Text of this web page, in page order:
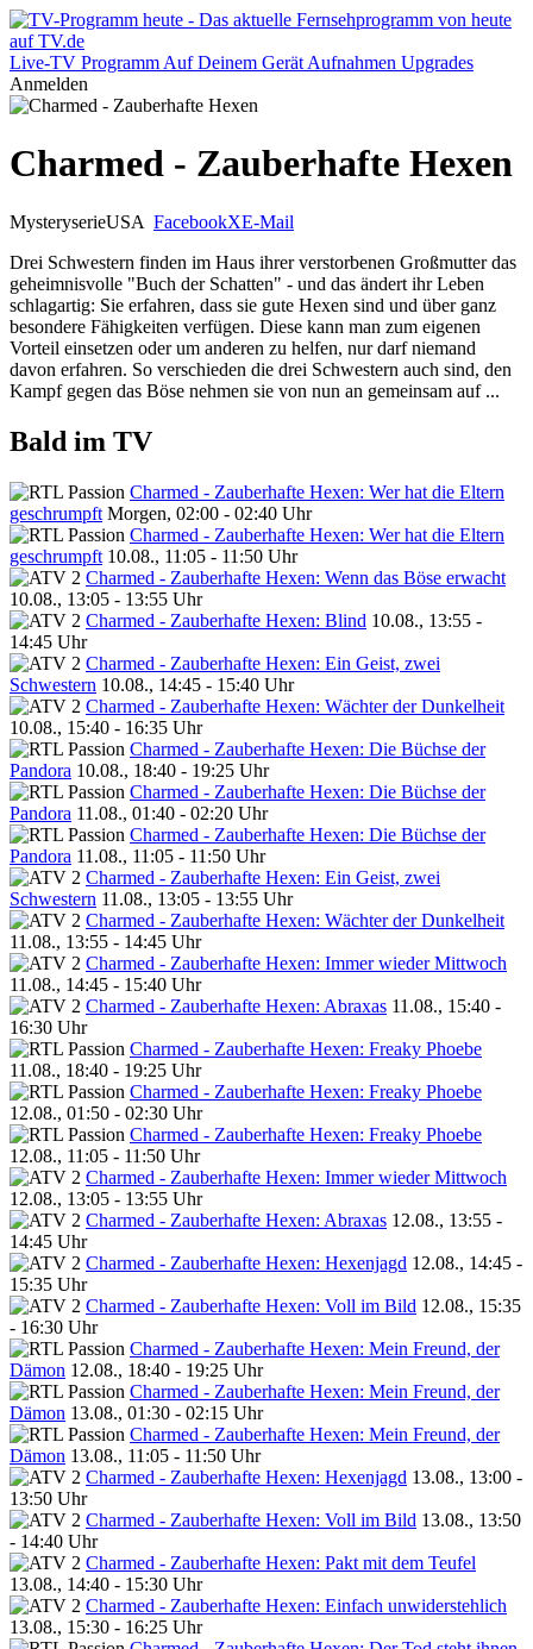
Live-TV Programm Auf Deinem Gerät Aufnahmen Upgrades
Anmelden
Charmed - Zauberhafte Hexen
MysteryserieUSA FacebookXE-Mail
Drei Schwestern finden im Haus ihrer verstorbenen Großmutter das
geheimnisvolle "Buch der Schatten" - und das ändert ihr Leben
schlagartig: Sie erfahren, dass sie gute Hexen sind und über ganz
besondere Fähigkeiten verfügen. Diese kann man zum eigenen
Vorteil einsetzen oder um anderen zu helfen, nur darf niemand
davon erfahren. So verschieden die drei Schwestern auch sind, den
Kampf gegen das Böse nehmen sie von nun an gemeinsam auf ...
Bald im TV
Charmed - Zauberhafte Hexen: Wer hat die Eltern
geschrumpft Morgen, 02:00 - 02:40 Uhr
Charmed - Zauberhafte Hexen: Wer hat die Eltern
geschrumpft 10.08., 11:05 - 11:50 Uhr
Charmed - Zauberhafte Hexen: Wenn das Böse erwacht
10.08., 13:05 - 13:55 Uhr
Charmed - Zauberhafte Hexen: Blind 10.08., 13:55 -
14:45 Uhr
Charmed - Zauberhafte Hexen: Ein Geist, zwei
Schwestern 10.08., 14:45 - 15:40 Uhr
Charmed - Zauberhafte Hexen: Wächter der Dunkelheit
10.08., 15:40 - 16:35 Uhr
Charmed - Zauberhafte Hexen: Die Büchse der
Pandora 10.08., 18:40 - 19:25 Uhr
Charmed - Zauberhafte Hexen: Die Büchse der
Pandora 11.08., 01:40 - 02:20 Uhr
Charmed - Zauberhafte Hexen: Die Büchse der
Pandora 11.08., 11:05 - 11:50 Uhr
Charmed - Zauberhafte Hexen: Ein Geist, zwei
Schwestern 11.08., 13:05 - 13:55 Uhr
Charmed - Zauberhafte Hexen: Wächter der Dunkelheit
11.08., 13:55 - 14:45 Uhr
Charmed - Zauberhafte Hexen: Immer wieder Mittwoch
11.08., 14:45 - 15:40 Uhr
Charmed - Zauberhafte Hexen: Abraxas 11.08., 15:40 -
16:30 Uhr
Charmed - Zauberhafte Hexen: Freaky Phoebe
11.08., 18:40 - 19:25 Uhr
Charmed - Zauberhafte Hexen: Freaky Phoebe
12.08., 01:50 - 02:30 Uhr
Charmed - Zauberhafte Hexen: Freaky Phoebe
12.08., 11:05 - 11:50 Uhr
Charmed - Zauberhafte Hexen: Immer wieder Mittwoch
12.08., 13:05 - 13:55 Uhr
Charmed - Zauberhafte Hexen: Abraxas 12.08., 13:55 -
14:45 Uhr
Charmed - Zauberhafte Hexen: Hexenjagd 12.08., 14:45 -
15:35 Uhr
Charmed - Zauberhafte Hexen: Voll im Bild 12.08., 15:35
- 16:30 Uhr
Charmed - Zauberhafte Hexen: Mein Freund, der
Dämon 12.08., 18:40 - 19:25 Uhr
Charmed - Zauberhafte Hexen: Mein Freund, der
Dämon 13.08., 01:30 - 02:15 Uhr
Charmed - Zauberhafte Hexen: Mein Freund, der
Dämon 13.08., 11:05 - 11:50 Uhr
Charmed - Zauberhafte Hexen: Hexenjagd 13.08., 13:00 -
13:50 Uhr
Charmed - Zauberhafte Hexen: Voll im Bild 13.08., 13:50
- 14:40 Uhr
Charmed - Zauberhafte Hexen: Pakt mit dem Teufel
13.08., 14:40 - 15:30 Uhr
Charmed - Zauberhafte Hexen: Einfach unwiderstehlich
13.08., 15:30 - 16:25 Uhr